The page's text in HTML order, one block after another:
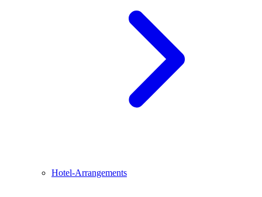
Hotel-Arrangements